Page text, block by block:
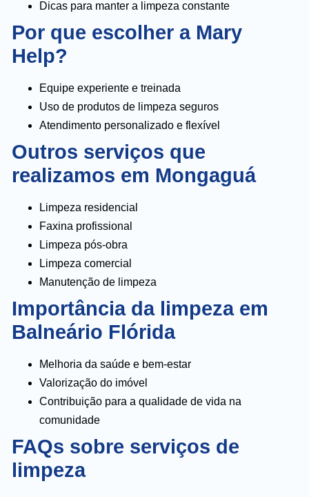
Dicas para manter a limpeza constante
Por que escolher a Mary
Help?
Equipe experiente e treinada
Uso de produtos de limpeza seguros
Atendimento personalizado e flexível
Outros serviços que
realizamos em Mongaguá
Limpeza residencial
Faxina profissional
Limpeza pós-obra
Limpeza comercial
Manutenção de limpeza
Importância da limpeza em
Balneário Flórida
Melhoria da saúde e bem-estar
Valorização do imóvel
Contribuição para a qualidade de vida na
comunidade
FAQs sobre serviços de
limpeza